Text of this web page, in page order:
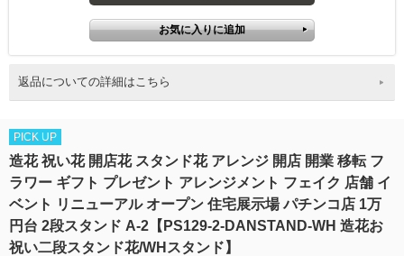
返品についての詳細はこちら
PICK UP
造花 祝い花 開店花 スタンド花 アレンジ 開店 開業 移転 フ
ラワー ギフト プレゼント アレンジメント フェイク 店舗 イ
ベント リニューアル オープン 住宅展示場 パチンコ店 1万
円台 2段スタンド A-2【PS129-2-DANSTAND-WH 造花お
祝い二段スタンド花/WHスタンド】